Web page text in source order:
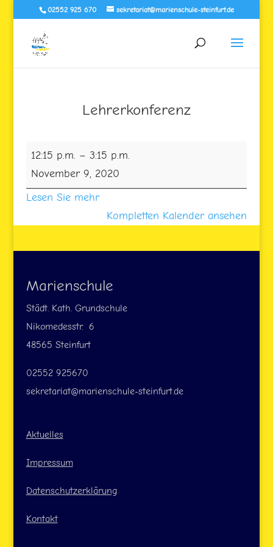
02552 925 670 sekretariat@marienschule-steinfurt.de
Lehrerkonferenz
Lehrerkonferenz
12:15 p.m. – 3:15 p.m.
November 9, 2020
Lesen Sie mehr
Kompletten Kalender ansehen
Marienschule
Städt. Kath. Grundschule
Nikomedesstr. 6
48565 Steinfurt
02552 925670
sekretariat@marienschule-steinfurt.de
Aktuelles
Impressum
Datenschutzerklärung
Kontakt